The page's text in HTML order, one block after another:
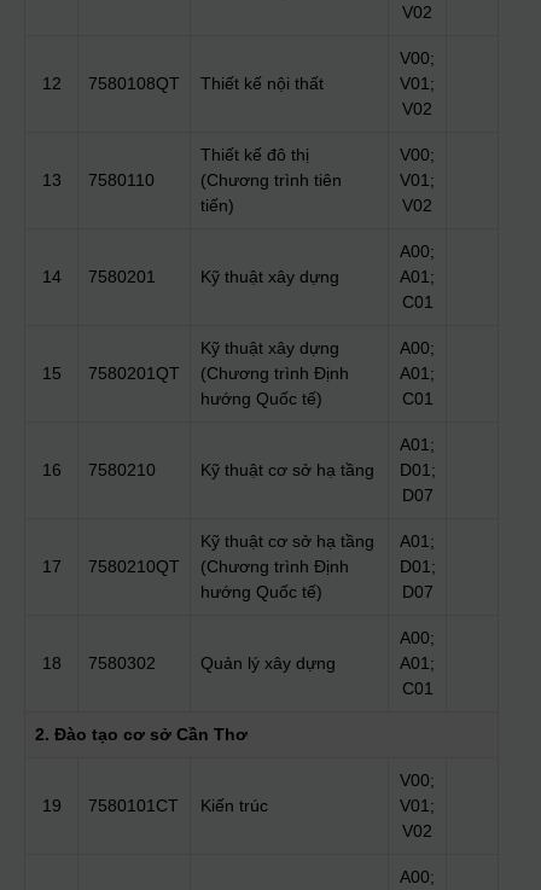
V02
12 7580108QT Thiết kế nội thất
V00;
V01;
V02
13 7580110
Thiết kế đô thị
(Chương trình tiên
tiến)
V00;
V01;
V02
14 7580201 Kỹ thuật xây dựng
A00;
A01;
C01
15 7580201QT
Kỹ thuật xây dựng
(Chương trình Định
hướng Quốc tế)
A00;
A01;
C01
16 7580210 Kỹ thuật cơ sở hạ tầng
A01;
D01;
D07
17 7580210QT
Kỹ thuật cơ sở hạ tầng
(Chương trình Định
hướng Quốc tế)
A01;
D01;
D07
18 7580302 Quản lý xây dựng
A00;
A01;
C01
2. Đào tạo cơ sở Cần Thơ
19 7580101CT Kiến trúc
V00;
V01;
V02
A00;